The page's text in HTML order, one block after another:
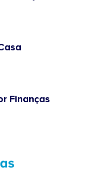
Finanças